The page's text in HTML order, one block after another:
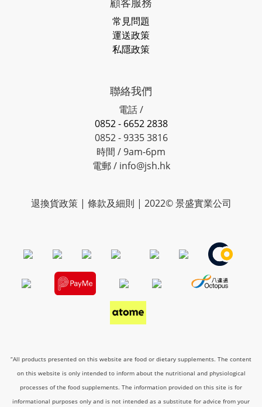
常見問題
運送政策
私隱政策
聯絡我們
電話 /
0852 - 6652 2838
0852 - 9335 3816
時間 / 9am-6pm
電郵 / info@jsh.hk
退換貨政策 | 條款及細則 | 2022© 景盛實業公司
“All products presented on this website are food or dietary supplements. The content
on this website is only intended to inform about the nutritional and physiological
processes of the food supplements. The information provided on this site is for
informational purposes only and is not intended as a substitute for advice from your